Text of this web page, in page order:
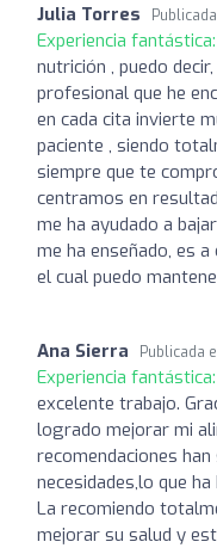
Julia Torres
Experiencia fantástica:
nutrición , puedo
profesional que he
en cada cita invierte
paciente , siendo
siempre que te
centramos en
me ha ayudado a
me ha enseñado, es
el cual puedo
Ana Sierra Publicada
Experiencia fantástica:
excelente trabajo.
logrado mejorar mi
recomendaciones
necesidades,lo que
La recomiendo
mejorar su salud y